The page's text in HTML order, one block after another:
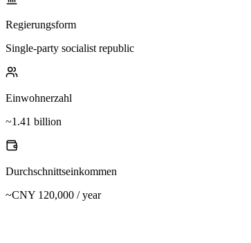
Regierungsform
Single-party socialist republic
Einwohnerzahl
~1.41 billion
Durchschnittseinkommen
~CNY 120,000 / year